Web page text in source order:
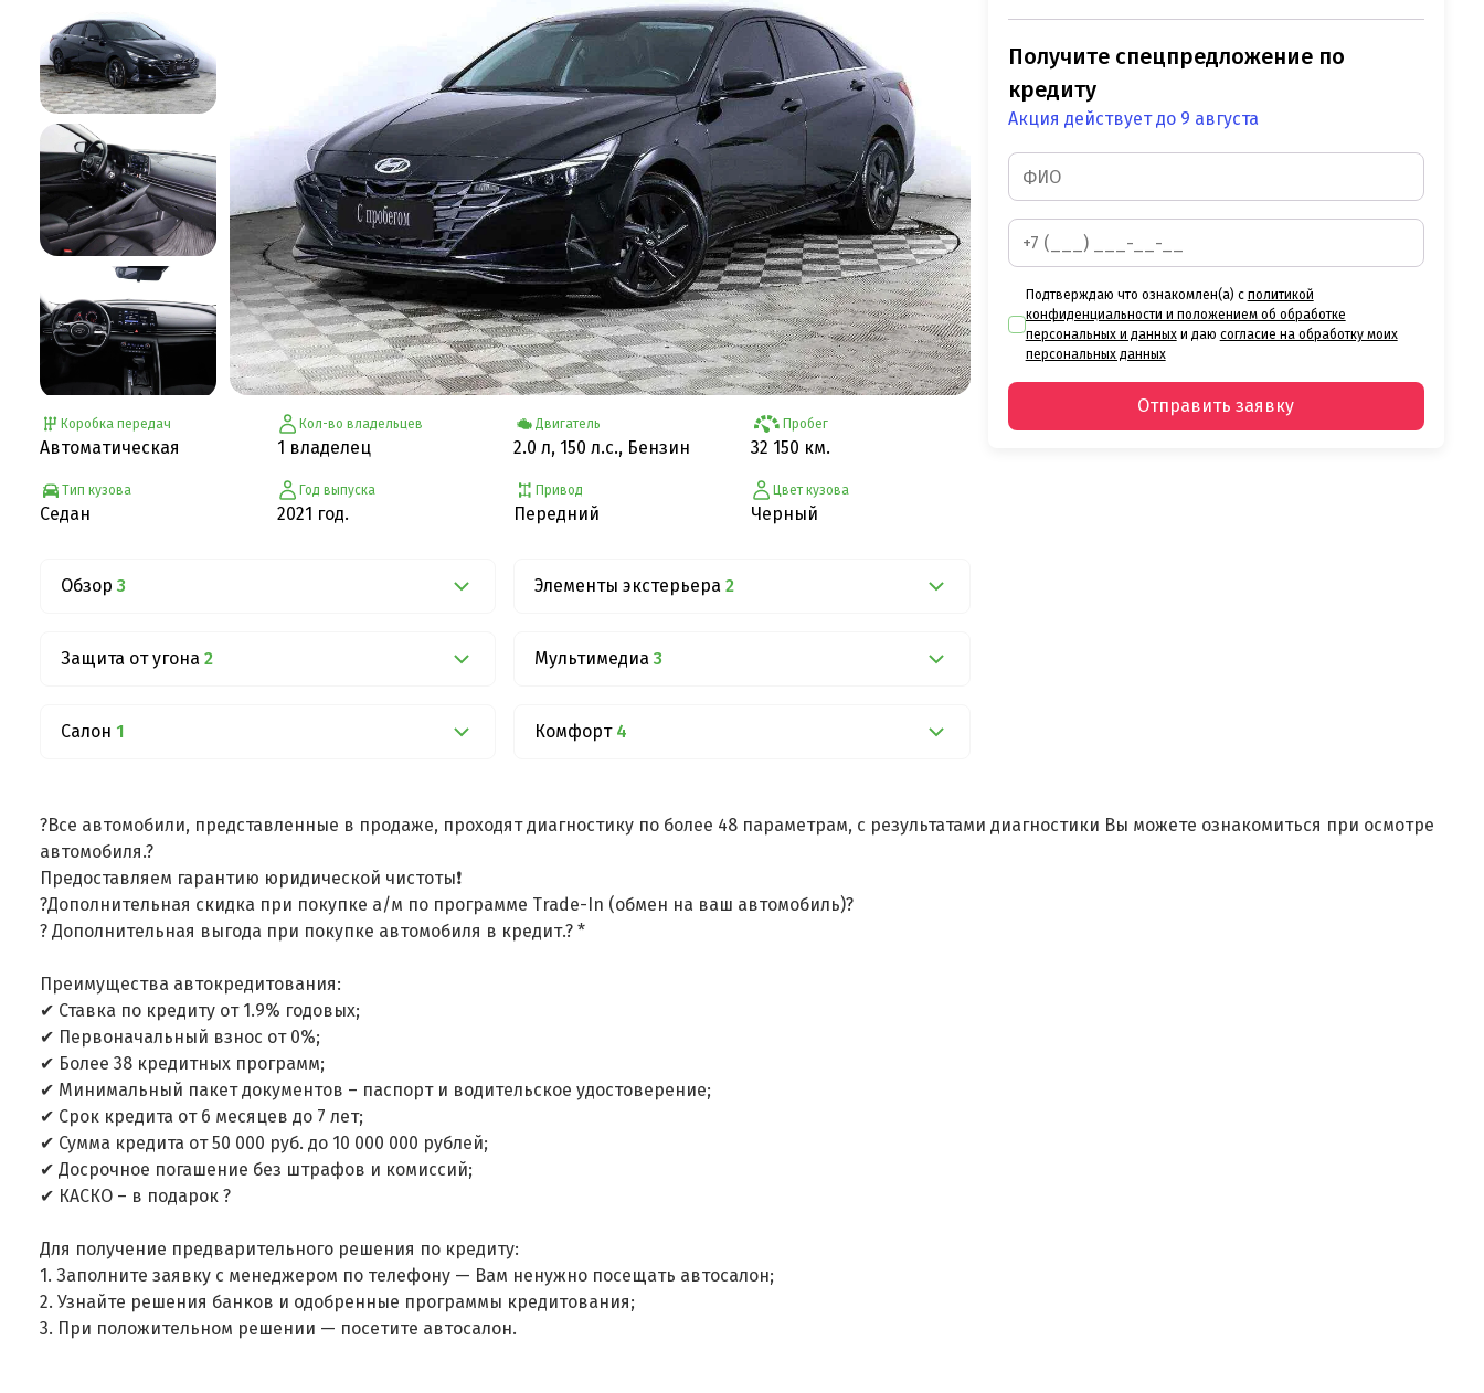
Коробка передач
Автоматическая
Тип кузова
Седан
Кол-во владельцев
1 владелец
Год выпуска
2021 год.
Двигатель
2.0 л, 150 л.с., Бензин
Привод
Передний
Пробег
32 150 км.
Цвет кузова
Черный
Обзор 3 Элементы экстерьера 2
Защита от угона 2 Мультимедиа 3
Салон 1 Комфорт 4
Получите спецпредложение по
кредиту
Акция действует до 9 августа
Подтверждаю что ознакомлен(а) с политикой
конфиденциальности и положением об обработке
персональных и данныхи даю согласие на обработку моих
персональных данных
Отправить заявку
?Все автомобили, представленные в продаже, проходят диагностику по более 48 параметрам, с результатами диагностики Вы можете ознакомиться при осмотре
автомобиля.?
Предоставляем гарантию юридической чистоты❗
?Дополнительная скидка при покупке а/м по программе Trade-In (обмен на ваш автомобиль)?
? Дополнительная выгода при покупке автомобиля в кредит.? *
Преимущества автокредитования:
✔ Ставка по кредиту от 1.9% годовых;
✔ Первоначальный взнос от 0%;
✔ Более 38 кредитных программ;
✔ Минимальный пакет документов – паспорт и водительское удостоверение;
✔ Срок кредита от 6 месяцев до 7 лет;
✔ Сумма кредита от 50 000 руб. до 10 000 000 рублей;
✔ Досрочное погашение без штрафов и комиссий;
✔ КАСКО – в подарок ?
Для получение предварительного решения по кредиту:
1. Заполните заявку с менеджером по телефону — Вам ненужно посещать автосалон;
2. Узнайте решения банков и одобренные программы кредитования;
3. При положительном решении — посетите автосалон.